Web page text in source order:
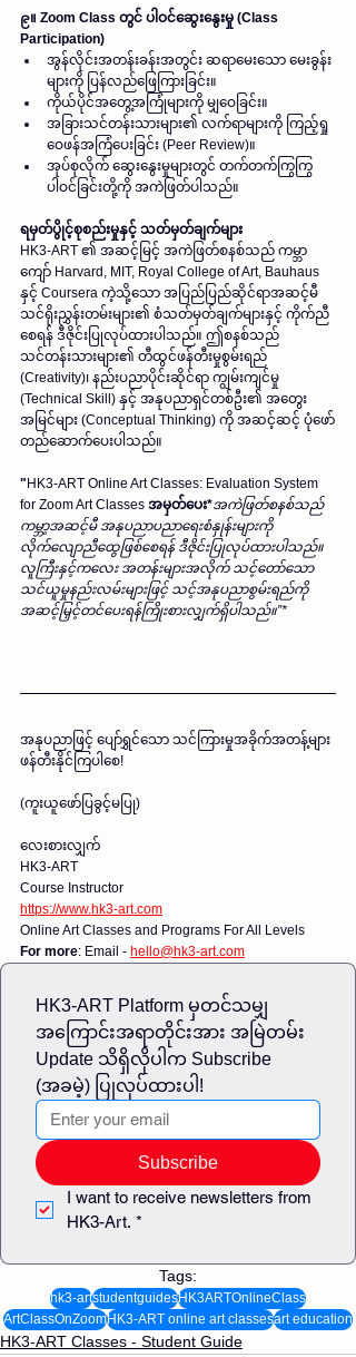
၉။ Zoom Class တွင် ပါဝင်ဆွေးနွေးမှု (Class
Participation)
အွန်လိုင်းအတန်းခန်းအတွင်း ဆရာမေးသော မေးခွန်း
များကို ပြန်လည်ဖြေကြားခြင်း။
ကိုယ်ပိုင်အတွေ့အကြုံများကို မျှဝေခြင်း။
အခြားသင်တန်းသားများ၏ လက်ရာများကို ကြည့်ရှု
ဝေဖန်အကြံပေးခြင်း (Peer Review)။
အုပ်စုလိုက် ဆွေးနွေးမှုများတွင် တက်တက်ကြွကြွ
ပါဝင်ခြင်းတို့ကို အကဲဖြတ်ပါသည်။
ရမှတ်ပွိုင့်စုစည်းမှုနှင့် သတ်မှတ်ချက်များ
HK3-ART ၏ အဆင့်မြင့် အကဲဖြတ်စနစ်သည် ကမ္ဘာ
ကျော် Harvard, MIT, Royal College of Art, Bauhaus
နှင့် Coursera ကဲ့သို့သော အပြည်ပြည်ဆိုင်ရာအဆင့်မီ
သင်ရိုးညွှန်းတမ်းများ၏ စံသတ်မှတ်ချက်များနှင့် ကိုက်ညီ
စေရန် ဒီဇိုင်းပြုလုပ်ထားပါသည်။ ဤစနစ်သည်
သင်တန်းသားများ၏ တီထွင်ဖန်တီးမှုစွမ်းရည်
(Creativity)၊ နည်းပညာပိုင်းဆိုင်ရာ ကျွမ်းကျင်မှု
(Technical Skill) နှင့် အနုပညာရှင်တစ်ဦး၏ အတွေး
အမြင်များ (Conceptual Thinking) ကို အဆင့်ဆင့် ပုံဖော်
တည်ဆောက်ပေးပါသည်။
" HK3-ART Online Art Classes: Evaluation System
for Zoom Art Classes အမှတ်ပေး*အကဲဖြတ်စနစ်သည်
ကမ္ဘာ့အဆင့်မီ အနုပညာပညာရေးစံနှုန်းများကို
လိုက်လျောညီထွေဖြစ်စေရန် ဒီဇိုင်းပြုလုပ်ထားပါသည်။
လူကြီးနှင့်ကလေး အတန်းများအလိုက် သင့်တော်သော
သင်ယူမှုနည်းလမ်းများဖြင့် သင့်အနုပညာစွမ်းရည်ကို
အဆင့်မြှင့်တင်ပေးရန်ကြိုးစားလျှက်ရှိပါသည်။”*
အနုပညာဖြင့် ပျော်ရွှင်သော သင်ကြားမှုအခိုက်အတန့်များ
ဖန်တီးနိုင်ကြပါစေ!
(ကူးယူဖော်ပြခွင့်မပြု)
လေးစားလျှက်
HK3-ART
Course Instructor
https://www.hk3-art.com
Online Art Classes and Programs For All Levels
For more: Email - hello@hk3-art.com
HK3-ART Platform မှတင်သမျှ
Update သိရှိလိုပါက Subscribe
(အခမဲ့) ပြုလုပ်ထားပါ!
Subscribe
I want to receive newsletters from
HK3-Art. *
Tags:
hk3-artstudentguidesHK3ARTOnlineClass
ArtClassOnZoomHK3-ART online art classesart education
HK3-ART Classes - Student Guide